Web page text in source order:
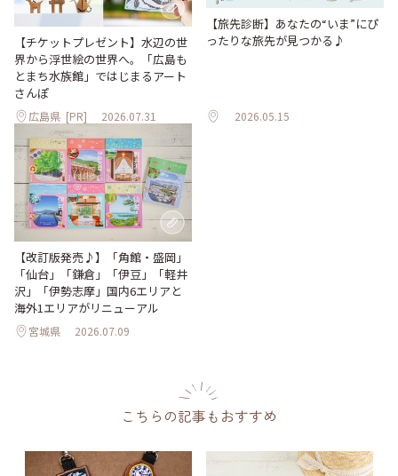
【チケットプレゼント】水辺の世
界から浮世絵の世界へ。「広島も
とまち水族館」ではじまるアート
さんぽ
広島県 [PR] 2026.07.31
【旅先診断】あなたの“いま”にぴ
ったりな旅先が見つかる♪
2026.05.15
【改訂版発売♪】「角館・盛岡」
「仙台」「鎌倉」「伊豆」「軽井
沢」「伊勢志摩」国内6エリアと
海外1エリアがリニューアル
宮城県 2026.07.09
こちらの記事もおすすめ